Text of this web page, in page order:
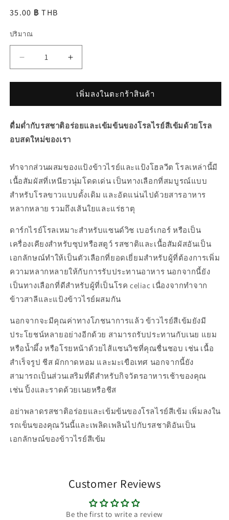
ราคา
35.00 ฿ THB
ปริมาณ
โรล
ไรย์
เข้ม
ชิ้น
สำหรับ
โรล
ไรย์
เข้ม
ชิ้น
เพิ่มลงในตะกร้าสินค้า
ดื่มด่ำกับรสชาติอร่อยและเข้มข้นของโรลไรย์สีเข้มด้วยโรล
อบสดใหม่ของเรา
ทำจากส่วนผสมของแป้งข้าวไรย์และแป้งโฮลวีต โรลเหล่านี้มี
เนื้อสัมผัสที่เหนียวนุ่มโดดเด่น เป็นทางเลือกที่สมบูรณ์แบบ
สำหรับโรลขาวแบบดั้งเดิม และอัดแน่นไปด้วยสารอาหาร
หลากหลาย รวมถึงเส้นใยและแร่ธาตุ
ดาร์กไรย์โรลเหมาะสำหรับแซนด์วิช เบอร์เกอร์ หรือเป็น
เครื่องเคียงสำหรับซุปหรือสตูว์ รสชาติและเนื้อสัมผัสอันเป็น
เอกลักษณ์ทำให้เป็นตัวเลือกที่ยอดเยี่ยมสำหรับผู้ที่ต้องการเพิ่ม
ความหลากหลายให้กับการรับประทานอาหาร นอกจากนี้ยัง
เป็นทางเลือกที่ดีสำหรับผู้ที่เป็นโรค celiac เนื่องจากทำจาก
ข้าวสาลีและแป้งข้าวไรย์ผสมกัน
นอกจากจะมีคุณค่าทางโภชนาการแล้ว ข้าวไรย์สีเข้มยังมี
ประโยชน์หลายอย่างอีกด้วย สามารถรับประทานกับเนย แยม
หรือน้ำผึ้ง หรือโรยหน้าด้วยไส้แซนวิชที่คุณชื่นชอบ เช่น เนื้อ
สำเร็จรูป ชีส ผักกาดหอม และมะเขือเทศ นอกจากนี้ยัง
สามารถเป็นส่วนเสริมที่ดีสำหรับกิจวัตรอาหารเช้าของคุณ
เช่น ปิ้งและราดด้วยเนยหรือชีส
อย่าพลาดรสชาติอร่อยและเข้มข้นของโรลไรย์สีเข้ม เพิ่มลงใน
รถเข็นของคุณวันนี้และเพลิดเพลินไปกับรสชาติอันเป็น
เอกลักษณ์ของข้าวไรย์สีเข้ม
Customer Reviews
Be the first to write a review